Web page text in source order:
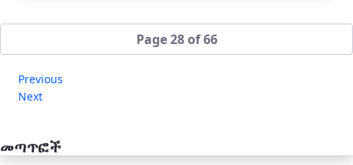
Page 28 of 66
Previous
Next
መጣጥፎች